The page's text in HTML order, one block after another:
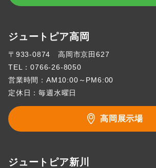
ジュートピア高岡
〒933-0874 高岡市京田627
TEL：0766-26-8050
営業時間：AM10:00～PM6:00
定休日：毎週水曜日
高岡展示場
ジュートピア新川